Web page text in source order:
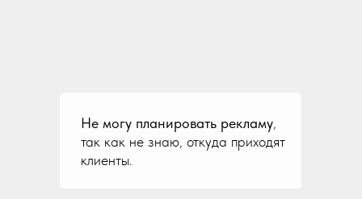
Не могу планировать рекламу,
так как не знаю, откуда приходят
клиенты.